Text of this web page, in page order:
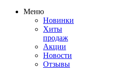
Меню
Новинки
Хиты
продаж
Акции
Новости
Отзывы